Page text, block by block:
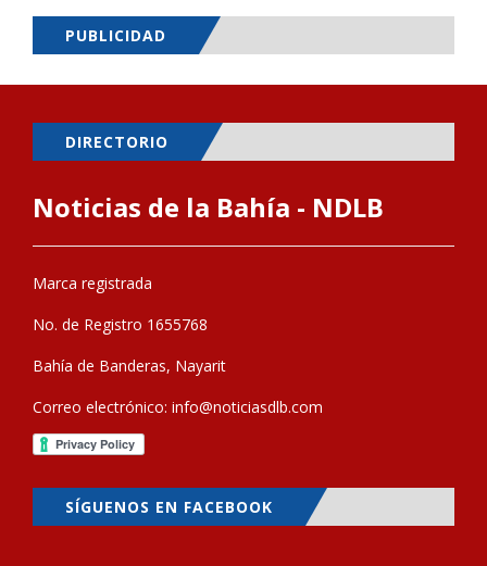
PUBLICIDAD
DIRECTORIO
Noticias de la Bahía - NDLB
Marca registrada
No. de Registro 1655768
Bahía de Banderas, Nayarit
Correo electrónico: info@noticiasdlb.com
SÍGUENOS EN FACEBOOK